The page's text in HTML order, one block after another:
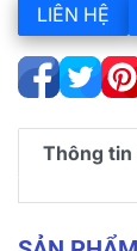
LIÊN HỆ
Thông tin